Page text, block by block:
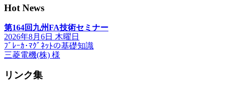
Hot News
第164回九州FA技術セミナー
2026年8月6日 木曜日
ﾌﾞﾚｰｶ･ﾏｸﾞﾈｯﾄの基礎知識
三菱電機(株) 様
リンク集